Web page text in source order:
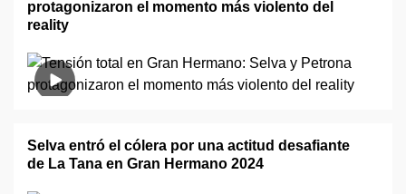
protagonizaron el momento más violento del
reality
Selva entró el cólera por una actitud desafiante
de La Tana en Gran Hermano 2024